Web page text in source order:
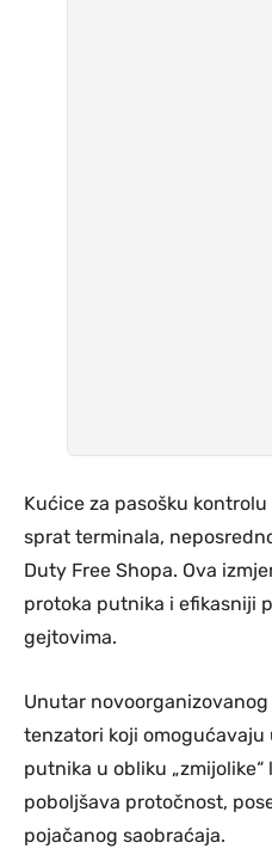
Kućice za pasošku
sprat terminala,
Duty Free Shopa. Ova
protoka putnika i efikasniji
gejtovima.
Unutar
tenzatori koji omogućavaju
putnika u obliku
poboljšava protočnost,
pojačanog saobraćaja.